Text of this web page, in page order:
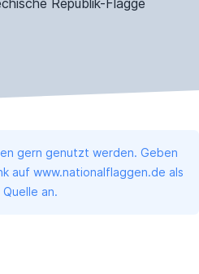
gern genutzt werden. Geben
auf www.nationalflaggen.de als
Quelle an.